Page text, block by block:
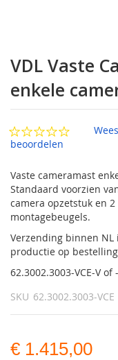
naar
het
begin
van
de
afbeeldingen-
gallerij
VDL Vaste
enkele
beoordelen
Vaste cameramast
Standaard voorzien
camera opzetstuk en
montagebeugels.
Verzending binnen NL
productie op
62.3002.3003-VCE-V
SKU 62.3002.3003-VCE
€ 1.415,00